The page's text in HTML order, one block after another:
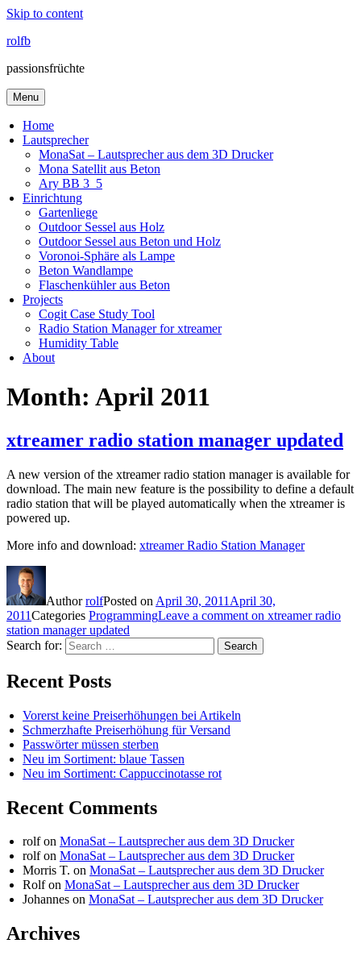
Skip to content
rolfb
passionsfrüchte
Menu
Home
Lautsprecher
MonaSat – Lautsprecher aus dem 3D Drucker
Mona Satellit aus Beton
Ary BB 3_5
Einrichtung
Gartenliege
Outdoor Sessel aus Holz
Outdoor Sessel aus Beton und Holz
Voronoi-Sphäre als Lampe
Beton Wandlampe
Flaschenkühler aus Beton
Projects
Cogit Case Study Tool
Radio Station Manager for xtreamer
Humidity Table
About
Month: April 2011
xtreamer radio station manager updated
A new version of the xtreamer radio station manager is available for
download. The main new feature is the possibility to define a default
radio station that will be played automatically when the xtreamer is
powered up.
More info and download: xtreamer Radio Station Manager
AuthorrolfPosted on April 30, 2011 April 30,
2011Categories ProgrammingLeave a comment on xtreamer radio
station manager updated
Search for:
Search
Recent Posts
Vorerst keine Preiserhöhungen bei Artikeln
Schmerzhafte Preiserhöhung für Versand
Passwörter müssen sterben
Neu im Sortiment: blaue Tassen
Neu im Sortiment: Cappuccinotasse rot
Recent Comments
rolfon MonaSat – Lautsprecher aus dem 3D Drucker
rolfon MonaSat – Lautsprecher aus dem 3D Drucker
Morris T. on MonaSat – Lautsprecher aus dem 3D Drucker
Rolfon MonaSat – Lautsprecher aus dem 3D Drucker
Johannes on MonaSat – Lautsprecher aus dem 3D Drucker
Archives